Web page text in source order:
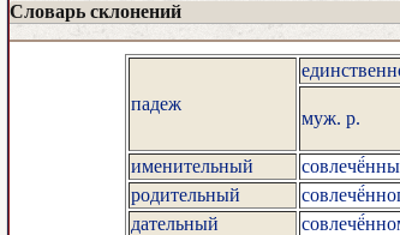
Словарь склонений
падеж
муж. р.
именительный
родительный
дательный